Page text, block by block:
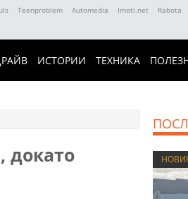
Teenproblem Automedia Imoti.net Rabota
ИСТОРИИ ТЕХНИКА
докато